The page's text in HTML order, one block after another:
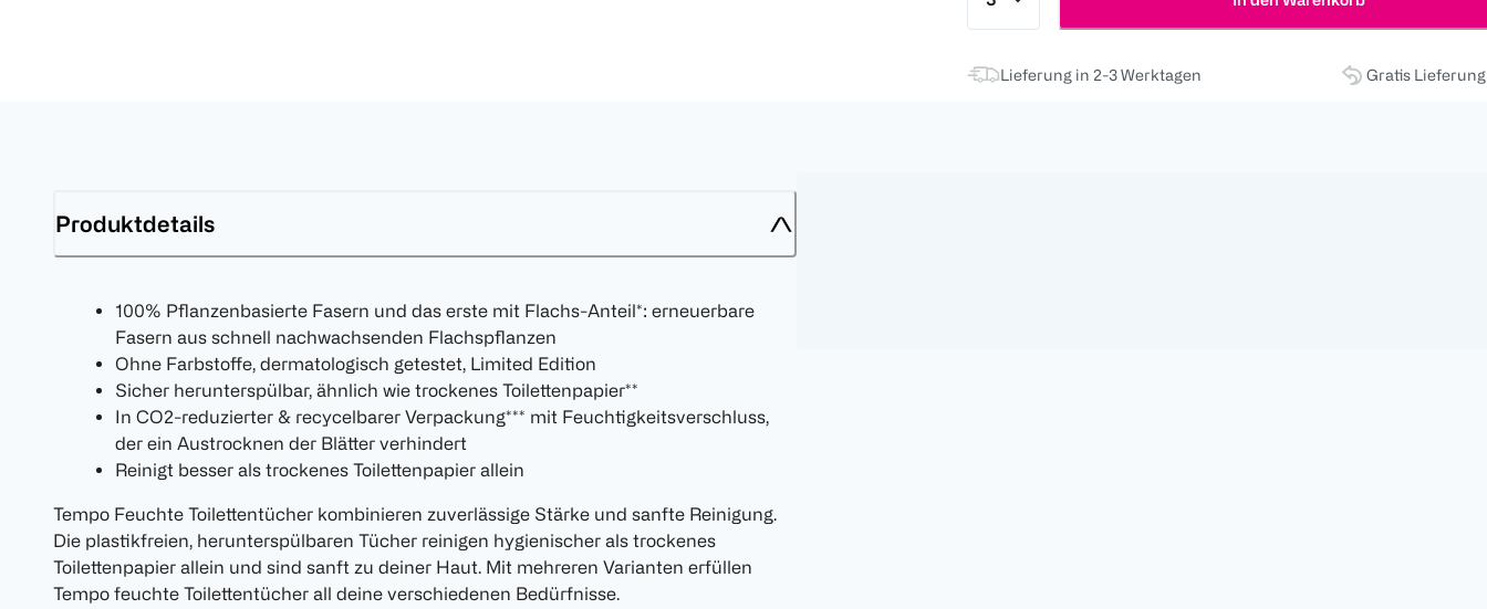
Lieferung in 2-3 Werktagen Gratis
Produktdetails
100% Pflanzenbasierte Fasern und das erste mit Flachs-Anteil*: erneuerbare
Fasern aus schnell nachwachsenden Flachspflanzen
Ohne Farbstoffe, dermatologisch getestet, Limited Edition
Sicher herunterspülbar, ähnlich wie trockenes Toilettenpapier**
In CO2-reduzierter & recycelbarer Verpackung*** mit Feuchtigkeitsverschluss,
der ein Austrocknen der Blätter verhindert
Reinigt besser als trockenes Toilettenpapier allein
Tempo Feuchte Toilettentücher kombinieren zuverlässige Stärke und sanfte Reinigung.
Die plastikfreien, herunterspülbaren Tücher reinigen hygienischer als trockenes
Toilettenpapier allein und sind sanft zu deiner Haut. Mit mehreren Varianten erfüllen
Tempo feuchte Toilettentücher all deine verschiedenen Bedürfnisse.